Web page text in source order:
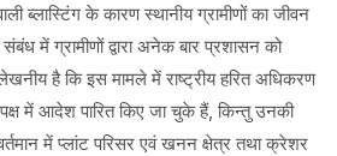
ब्लास्टिंग के कारण स्थानीय ग्रामीणों का जीवन
में ग्रामीणों द्वारा अनेक बार प्रशासन को
है कि इस मामले में राष्ट्रीय हरित अधिकरण
पक्ष में आदेश पारित किए जा चुके हैं, किन्तु उनकी
वर्तमान में प्लांट परिसर एवं खनन क्षेत्र तथा क्रेशर